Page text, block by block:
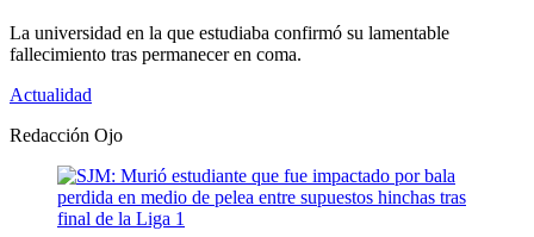
La universidad en la que estudiaba confirmó su lamentable
fallecimiento tras permanecer en coma.
Actualidad
Redacción Ojo